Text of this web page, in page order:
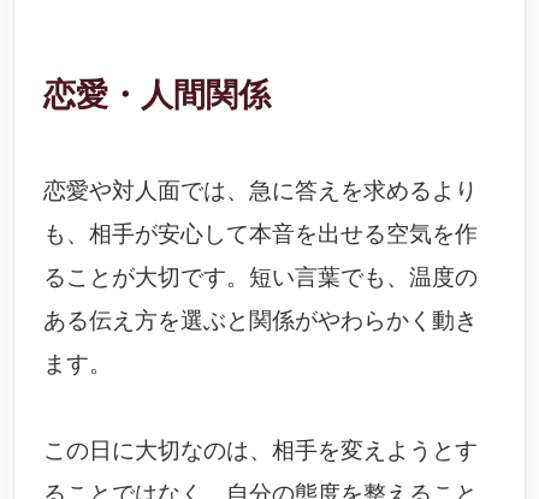
恋愛・人間関係
恋愛や対人面では、急に答えを求めるより
も、相手が安心して本音を出せる空気を作
ることが大切です。短い言葉でも、温度の
ある伝え方を選ぶと関係がやわらかく動き
ます。
この日に大切なのは、相手を変えようとす
ることではなく、自分の態度を整えること